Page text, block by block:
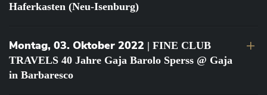
Haferkasten (Neu-Isenburg)
Montag, 03. Oktober 2022 | FINE CLUB
TRAVELS 40 Jahre Gaja Barolo Sperss @ Gaja
in Barbaresco